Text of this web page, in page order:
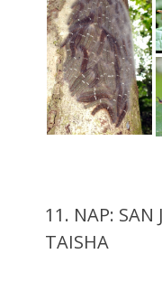
11. NAP: SAN
TAISHA